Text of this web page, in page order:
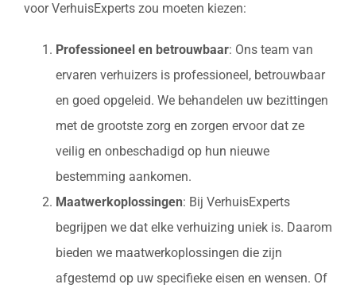
voor VerhuisExperts zou moeten kiezen:
Professioneel en betrouwbaar: Ons team van
ervaren verhuizers is professioneel, betrouwbaar
en goed opgeleid. We behandelen uw bezittingen
met de grootste zorg en zorgen ervoor dat ze
veilig en onbeschadigd op hun nieuwe
bestemming aankomen.
Maatwerkoplossingen: Bij VerhuisExperts
begrijpen we dat elke verhuizing uniek is. Daarom
bieden we maatwerkoplossingen die zijn
afgestemd op uw specifieke eisen en wensen. Of